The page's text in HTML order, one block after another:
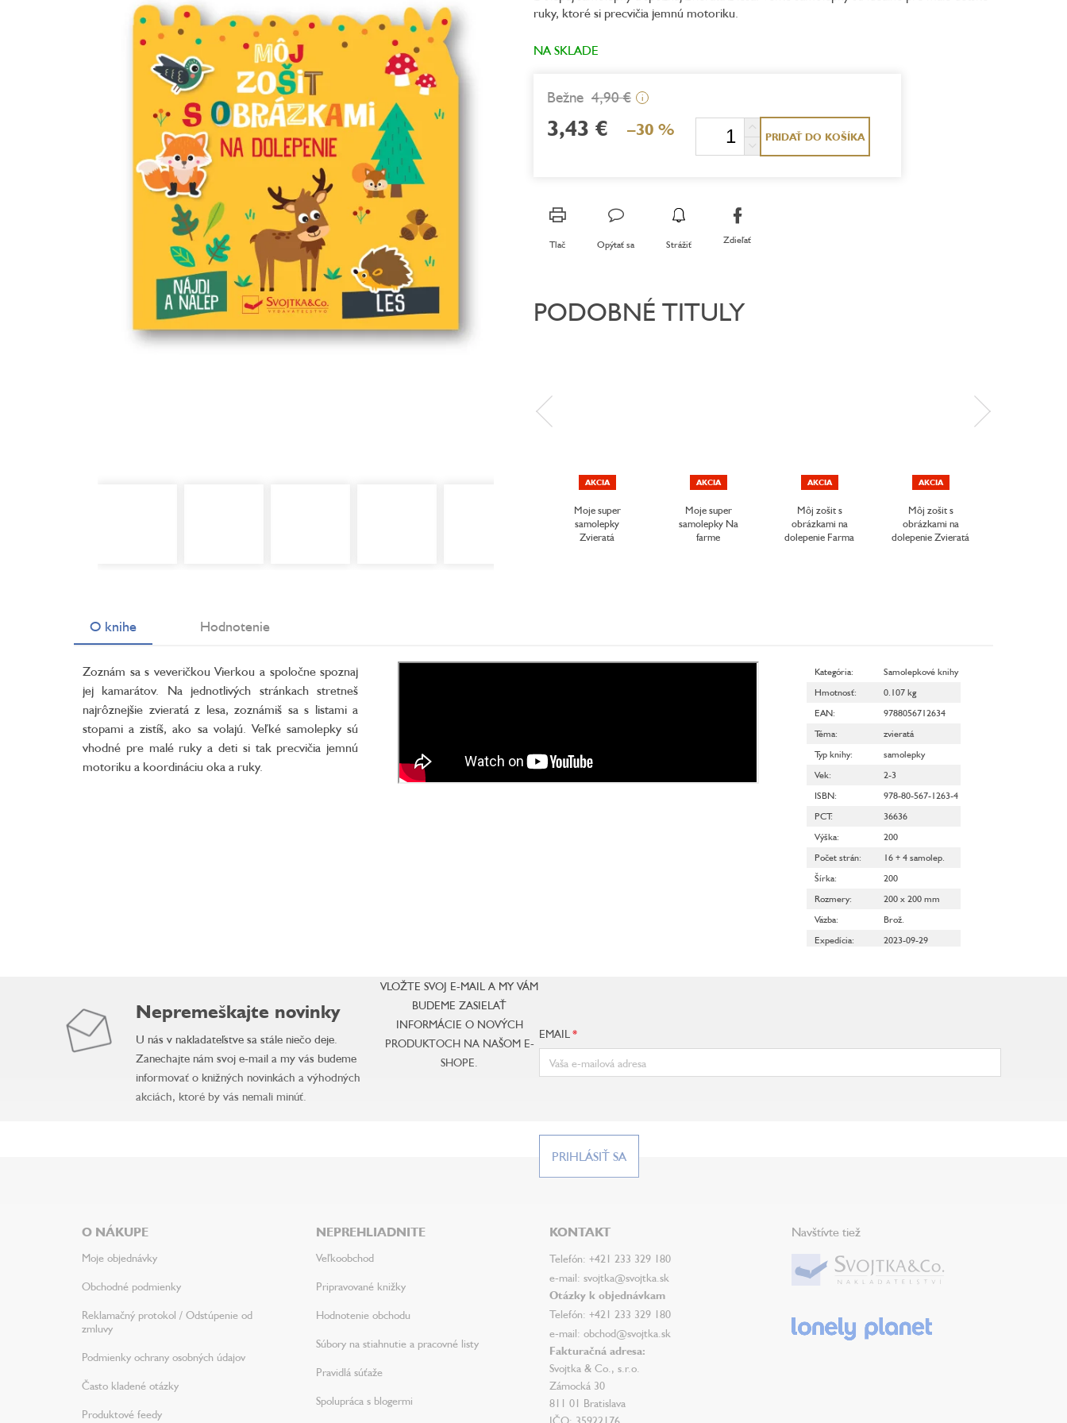
Minipédie
Aktivity / Samolepky
Rozprávky a príbehy
0,0
ruky, ktoré si precvičia jemnú motoriku.
NA SKLADE
4,90 € i
3,43 € –30 % PRIDAŤ DO KOŠÍKA
Tlač Opýtať sa Strážiť Zdieľať
PODOBNÉ TITULY
AKCIA
Moje super
samolepky
Zvieratá
AKCIA
Moje super
samolepky Na
farme
AKCIA
Môj zošit s
obrázkami na
dolepenie Farma
AKCIA
Môj zošit s
obrázkami na
dolepenie Zvieratá
O knihe Hodnotenie
Zoznám sa s veveričkou Vierkou a spoločne spoznaj
jej kamarátov. Na jednotlivých stránkach stretneš
najrôznejšie zvieratá z lesa, zoznámiš sa s listami a
stopami a zistíš, ako sa volajú. Veľké samolepky sú
vhodné pre malé ruky a deti si tak precvičia jemnú
motoriku a koordináciu oka a ruky.
Kategória:
Samolepkové knihy
Hmotnosť:
0.107 kg
EAN:
9788056712634
Téma:
zvieratá
Typ knihy:
samolepky
Vek:
2-3
ISBN:
978-80-567-1263-4
PCT:
36636
Výška:
200
Počet strán:
16 + 4 samolep.
Šírka:
200
Rozmery:
200 x 200 mm
Väzba:
Brož.
Expedícia: 2023-09-29
Nepremeškajte novinky
U nás v nakladateľstve sa stále niečo deje.
Zanechajte nám svoj e-mail a my vás budeme
informovať o knižných novinkách a výhodných
akciách, ktoré by vás nemali minúť.
VLOŽTE SVOJ E-MAIL A MY VÁM
BUDEME ZASIELAŤ
INFORMÁCIE O NOVÝCH
PRODUKTOCH NA NAŠOM E-
SHOPE.
EMAIL
PRIHLÁSIŤ SA
O NÁKUPE
Moje objednávky
Obchodné podmienky
Reklamačný protokol / Odstúpenie od
zmluvy
Podmienky ochrany osobných údajov
Často kladené otázky
Produktové feedy
NEPREHLIADNITE
Veľkoobchod
Pripravované knižky
Hodnotenie obchodu
Súbory na stiahnutie a pracovné listy
Pravidlá súťaže
Spolupráca s blogermi
KONTAKT
Telefón: +421 233 329 180
e-mail: svojtka@svojtka.sk
Otázky k objednávkam
Telefón: +421 233 329 180
e-mail: obchod@svojtka.sk
Fakturačná adresa:
Svojtka & Co., s.r.o.
Zámocká 30
811 01 Bratislava
IČO: 35922176
Navštívte tiež